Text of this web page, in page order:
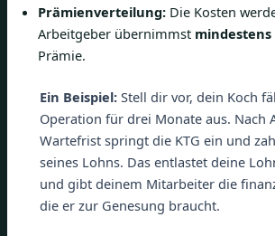
Prämienverteilung: Die Kosten
Arbeitgeber übernimmst
Prämie.
Ein Beispiel:Stell dir vor, dein Koch
Operation für drei Monate aus. Nach
Wartefrist springt die KTG ein und
seines Lohns. Das entlastet deine
und gibt deinem Mitarbeiter die
die er zur Genesung braucht.